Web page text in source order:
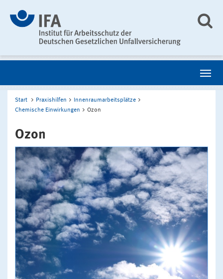
Start Praxishilfen
Innenraumarbeitsplätze
Chemische Einwirkungen
Ozon
Ozon